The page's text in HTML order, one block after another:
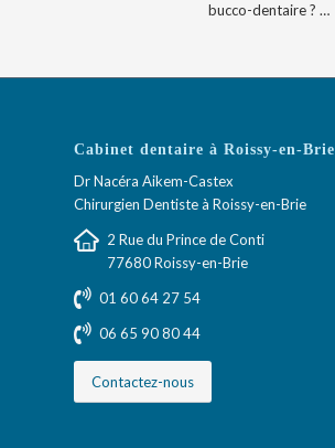
bucco-dentaire ? …
Cabinet dentaire à Roissy-en-Brie
Dr Nacéra Aikem-Castex
Chirurgien Dentiste à Roissy-en-Brie
2 Rue du Prince de Conti
77680 Roissy-en-Brie
01 60 64 27 54
06 65 90 80 44
Contactez-nous